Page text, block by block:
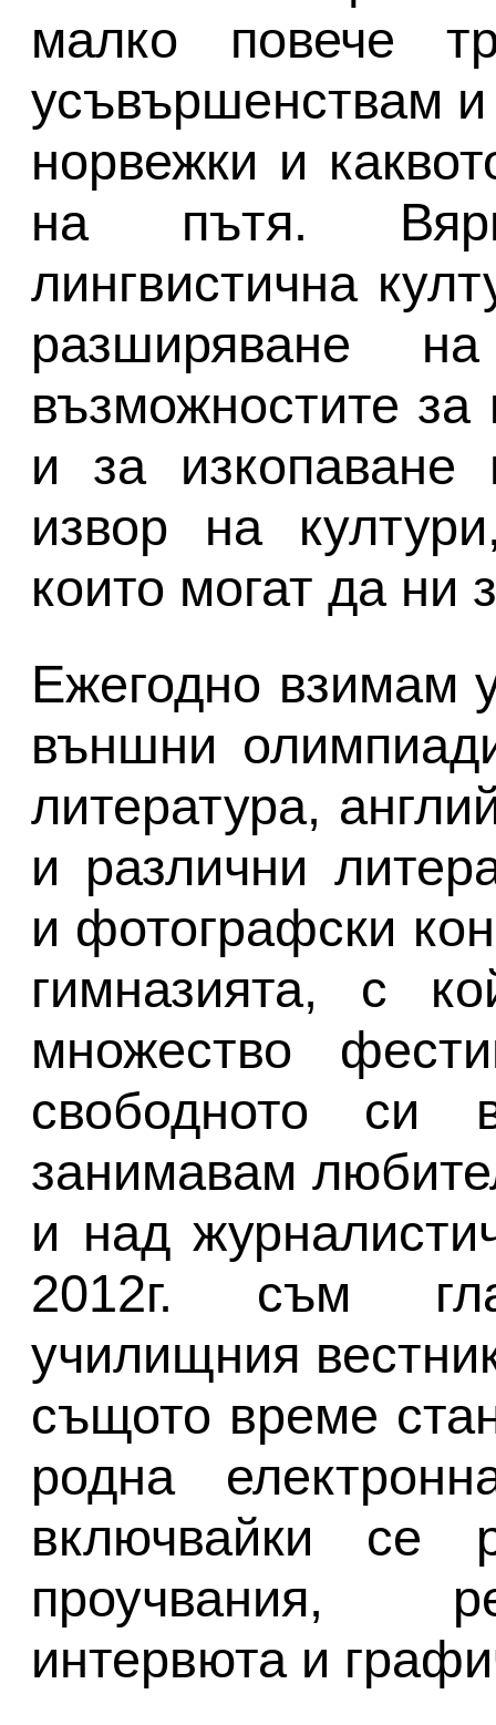
малко повече
усъвършенствам и
норвежки и
на пътя.
лингвистична
разширяване
възможностите
и за изкопаване
извор на
които могат да ни
Ежегодно взимам
външни
литература,
и различни
и фотографски
гимназията, с
множество
свободното
занимавам
и над
2012г. съм
училищния
същото време
родна
включвайки се
проучвания,
интервюта и